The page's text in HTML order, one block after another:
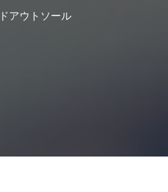
アウトソール